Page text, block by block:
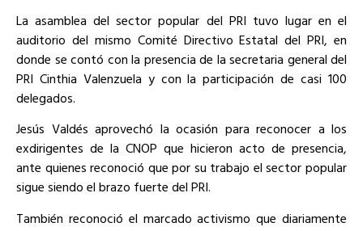
La asamblea del sector popular del PRI tuvo lugar en el
auditorio del mismo Comité Directivo Estatal del PRI, en
donde se contó con la presencia de la secretaria general del
PRI Cinthia Valenzuela y con la participación de casi 100
delegados.
Jesús Valdés aprovechó la ocasión para reconocer a los
exdirigentes de la CNOP que hicieron acto de presencia,
ante quienes reconoció que por su trabajo el sector popular
sigue siendo el brazo fuerte del PRI.
También reconoció el marcado activismo que diariamente